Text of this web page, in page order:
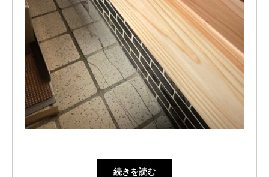
続きを読む